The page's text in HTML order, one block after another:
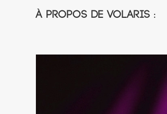
À propos de Volaris :